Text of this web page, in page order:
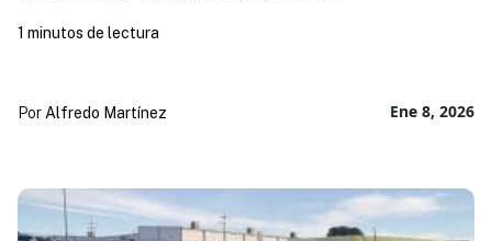
Ene 8, 2026
Por Alfredo Martínez
1 minutos de lectura